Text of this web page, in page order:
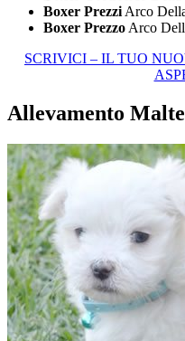
Boxer Prezzi Arco
Boxer Prezzo Arco
SCRIVICI – IL TUO
Allevamento